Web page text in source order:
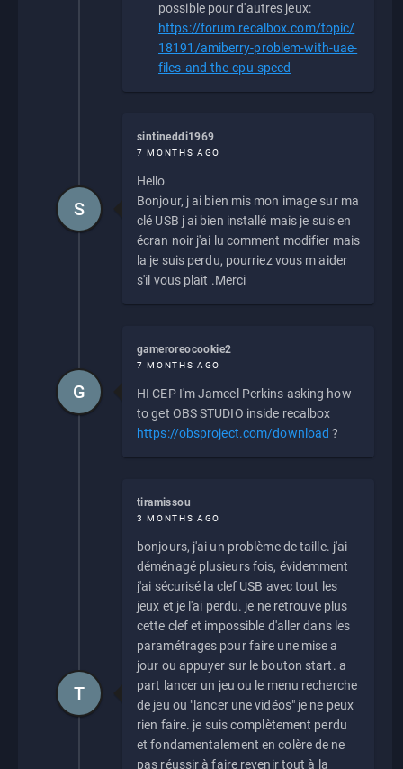
possible pour d'autres jeux:
https://forum.recalbox.com/topic/
18191/amiberry-problem-with-uae-
files-and-the-cpu-speed
sintineddi1969
7 MONTHS AGO
Hello
Bonjour, j ai bien mis mon image sur ma
clé USB j ai bien installé mais je suis en
écran noir j'ai lu comment modifier mais
la je suis perdu, pourriez vous m aider
s'il vous plait .Merci
S
gameroreocookie2
7 MONTHS AGO
HI CEP I'm Jameel Perkins asking how
to get OBS STUDIO inside recalbox
https://obsproject.com/download ?
G
tiramissou
3 MONTHS AGO
bonjours, j'ai un problème de taille. j'ai
déménagé plusieurs fois, évidemment
j'ai sécurisé la clef USB avec tout les
jeux et je l'ai perdu. je ne retrouve plus
cette clef et impossible d'aller dans les
paramétrages pour faire une mise a
jour ou appuyer sur le bouton start. a
part lancer un jeu ou le menu recherche
de jeu ou "lancer une vidéos" je ne peux
rien faire. je suis complètement perdu
et fondamentalement en colère de ne
pas réussir à faire revenir tout à la
T